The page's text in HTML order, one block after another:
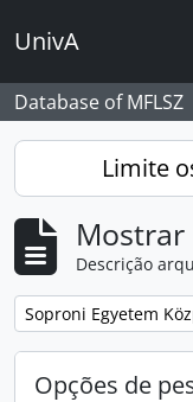
UnivA
Database of MFLSZ
Limite
Mostrar
Descrição
Remover filtro:
Soproni Egyetem
Opções de